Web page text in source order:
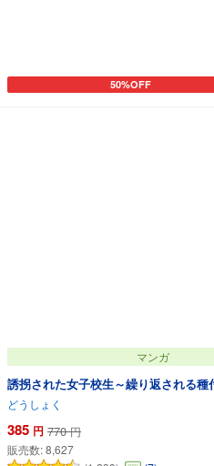
50%OFF
カートに追加
マンガ
誘拐された女子校生～繰り返される種
どうしょく
385 円 770 円
販売数:8,627